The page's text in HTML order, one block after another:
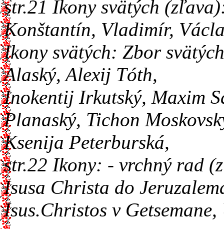
str.21 Ikony svätých
Konštantín, Vladimír,
Ikony svätých: Zbor
Alaský, Alexij Tóth,
Inokentij Irkutský, Maxim
Planaský, Tichon
Ksenija Peterburská,
str.22 Ikony: - vrchný rad
Isusa Christa do
Isus.Christos v